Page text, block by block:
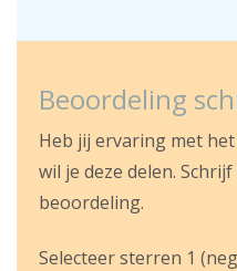
Beoordeling
Heb jij ervaring met
wil je deze delen.
beoordeling.
Selecteer sterren 1